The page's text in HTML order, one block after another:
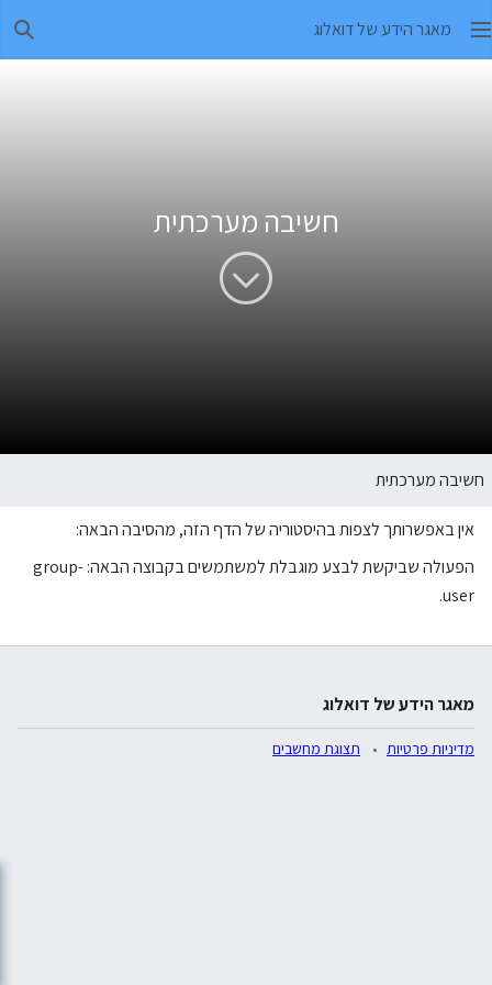
מאגר הידע של דואלוג
חשיבה מערכתית
חשיבה מערכתית
אין באפשרותך לצפות בהיסטוריה של הדף הזה, מהסיבה הבאה:
הפעולה שביקשת לבצע מוגבלת למשתמשים בקבוצה הבאה: group-
user.
מאגר הידע של דואלוג
מדיניות פרטיות תצוגת מחשבים